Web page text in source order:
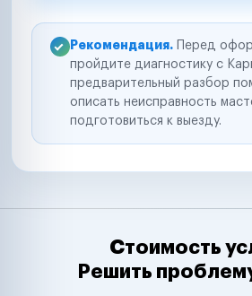
Рекомендация. Перед
пройдите диагностику с
предварительный разбор
описать неисправность
подготовиться к выезду.
Стоимость
Решить